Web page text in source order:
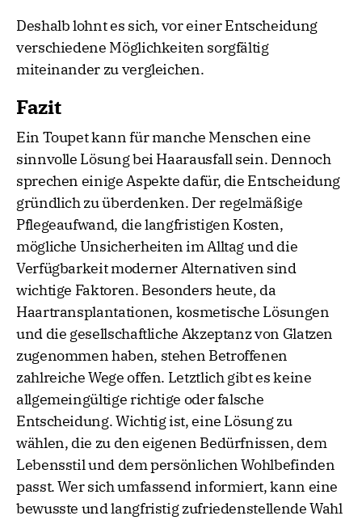
Deshalb lohnt es sich, vor einer Entscheidung
verschiedene Möglichkeiten sorgfältig
miteinander zu vergleichen.
Fazit
Ein Toupet kann für manche Menschen eine
sinnvolle Lösung bei Haarausfall sein. Dennoch
sprechen einige Aspekte dafür, die Entscheidung
gründlich zu überdenken. Der regelmäßige
Pflegeaufwand, die langfristigen Kosten,
mögliche Unsicherheiten im Alltag und die
Verfügbarkeit moderner Alternativen sind
wichtige Faktoren. Besonders heute, da
Haartransplantationen, kosmetische Lösungen
und die gesellschaftliche Akzeptanz von Glatzen
zugenommen haben, stehen Betroffenen
zahlreiche Wege offen. Letztlich gibt es keine
allgemeingültige richtige oder falsche
Entscheidung. Wichtig ist, eine Lösung zu
wählen, die zu den eigenen Bedürfnissen, dem
Lebensstil und dem persönlichen Wohlbefinden
passt. Wer sich umfassend informiert, kann eine
bewusste und langfristig zufriedenstellende Wahl